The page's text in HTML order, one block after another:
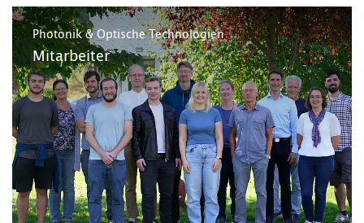
Photonik & Optische Technologien
Mitarbeiter